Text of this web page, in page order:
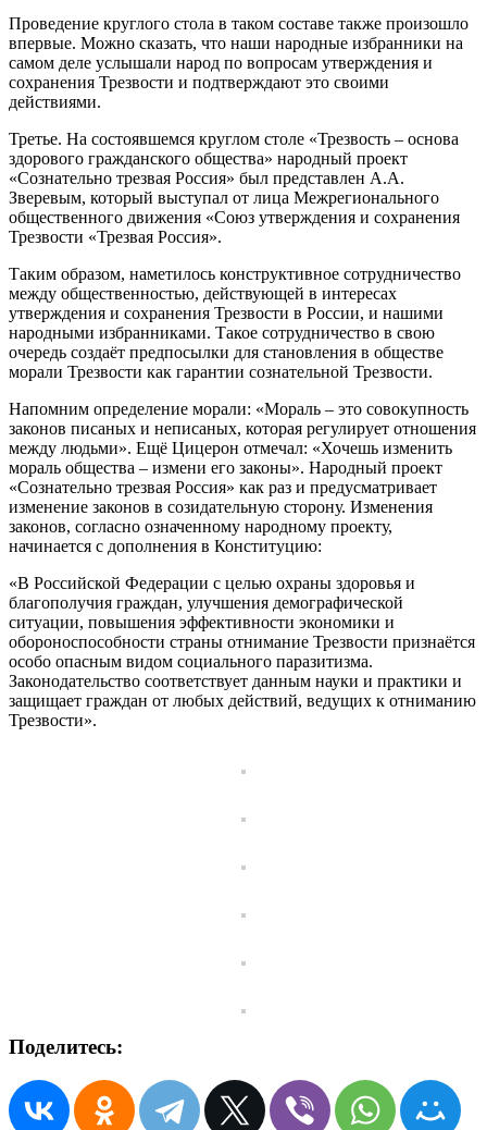
Проведение круглого стола в таком составе также произошло
впервые. Можно сказать, что наши народные избранники на
самом деле услышали народ по вопросам утверждения и
сохранения Трезвости и подтверждают это своими
действиями.
Третье. На состоявшемся круглом столе «Трезвость – основа
здорового гражданского общества» народный проект
«Сознательно трезвая Россия» был представлен А.А.
Зверевым, который выступал от лица Межрегионального
общественного движения «Союз утверждения и сохранения
Трезвости «Трезвая Россия».
Таким образом, наметилось конструктивное сотрудничество
между общественностью, действующей в интересах
утверждения и сохранения Трезвости в России, и нашими
народными избранниками. Такое сотрудничество в свою
очередь создаёт предпосылки для становления в обществе
морали Трезвости как гарантии сознательной Трезвости.
Напомним определение морали: «Мораль – это совокупность
законов писаных и неписаных, которая регулирует отношения
между людьми». Ещё Цицерон отмечал: «Хочешь изменить
мораль общества – измени его законы». Народный проект
«Сознательно трезвая Россия» как раз и предусматривает
изменение законов в созидательную сторону. Изменения
законов, согласно означенному народному проекту,
начинается с дополнения в Конституцию:
«В Российской Федерации с целью охраны здоровья и
благополучия граждан, улучшения демографической
ситуации, повышения эффективности экономики и
обороноспособности страны отнимание Трезвости признаётся
особо опасным видом социального паразитизма.
Законодательство соответствует данным науки и практики и
защищает граждан от любых действий, ведущих к отниманию
Трезвости».
Поделитесь: